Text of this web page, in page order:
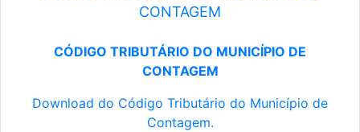
CONTAGEM
CÓDIGO TRIBUTÁRIO DO MUNICÍPIO DE
CONTAGEM
Download do Código Tributário do Município de
Contagem.